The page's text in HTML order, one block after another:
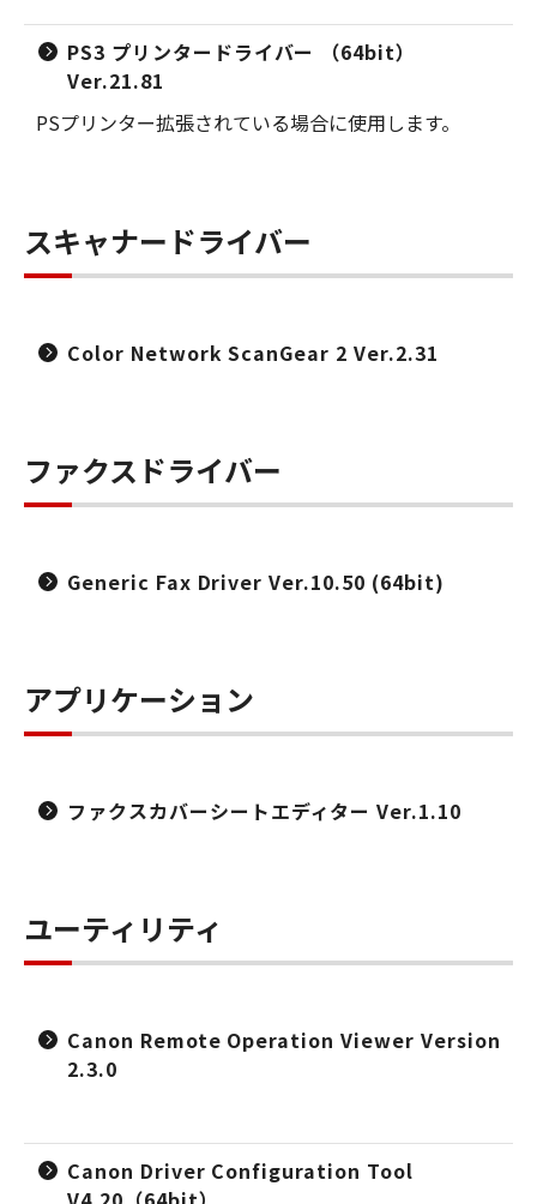
PS3 プリンタードライバー （64bit）
Ver.21.81
PSプリンター拡張されている場合に使用します。
スキャナードライバー
Color Network ScanGear 2 Ver.2.31
ファクスドライバー
Generic Fax Driver Ver.10.50 (64bit)
アプリケーション
ファクスカバーシートエディター Ver.1.10
ユーティリティ
Canon Remote Operation Viewer Version
2.3.0
Canon Driver Configuration Tool